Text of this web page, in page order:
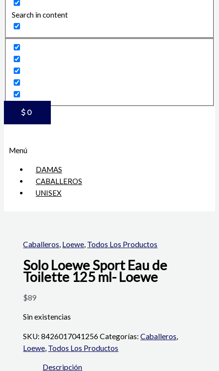
Search in content
$ 0
Menú
DAMAS
CABALLEROS
UNISEX
Caballeros, Loewe, Todos Los Productos
Solo Loewe Sport Eau de
Toilette 125 ml- Loewe
$89
Sin existencias
SKU:8426017041256 Categorías:Caballeros,
Loewe, Todos Los Productos
Descripción